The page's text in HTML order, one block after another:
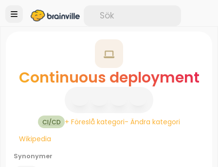
Continuous deployment
CI/CD + Föreslå kategori- Ändra kategori
Wikipedia
Synonymer